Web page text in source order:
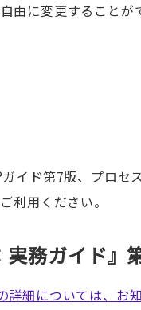
由に変更すること
イド第7版、プロセ
利用ください。
務ガイド』
詳細については、お